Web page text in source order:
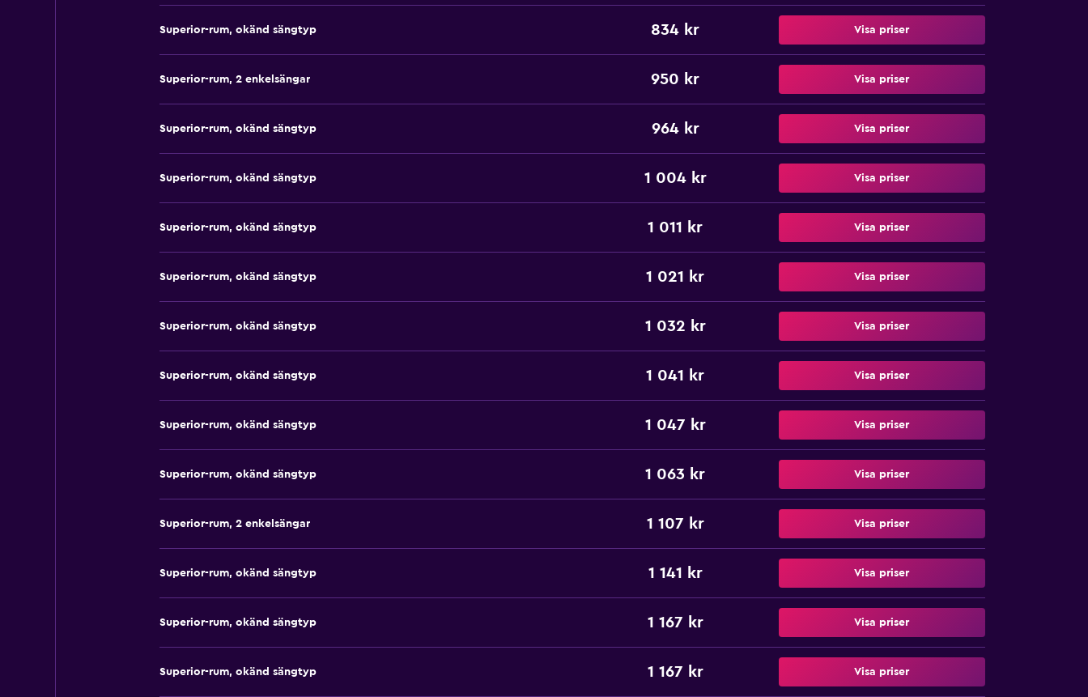
Superior-rum, okänd sängtyp 834 kr Visa priser
Superior-rum, 2 enkelsängar 950 kr Visa priser
Superior-rum, okänd sängtyp 964 kr Visa priser
Superior-rum, okänd sängtyp 1 004 kr Visa priser
Superior-rum, okänd sängtyp 1 011 kr Visa priser
Superior-rum, okänd sängtyp 1 021 kr Visa priser
Superior-rum, okänd sängtyp 1 032 kr Visa priser
Superior-rum, okänd sängtyp 1 041 kr Visa priser
Superior-rum, okänd sängtyp 1 047 kr Visa priser
Superior-rum, okänd sängtyp 1 063 kr Visa priser
Superior-rum, 2 enkelsängar 1 107 kr Visa priser
Superior-rum, okänd sängtyp 1 141 kr Visa priser
Superior-rum, okänd sängtyp 1 167 kr Visa priser
Superior-rum, okänd sängtyp 1 167 kr Visa priser